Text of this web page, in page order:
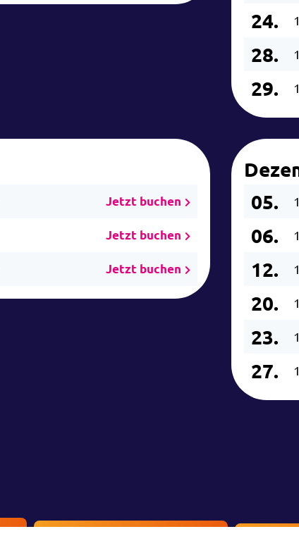
24.
28.
29.
Jetzt buchen
Jetzt buchen
Jetzt buchen
05.
06.
12.
20.
23.
27.